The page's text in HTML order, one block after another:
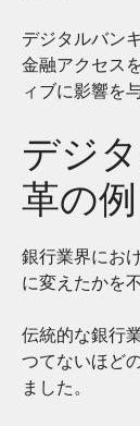
デジタルバン
金融アクセス
ィブに影響を
デジ
革の例
銀行業界にお
に変えたかを
伝統的な銀行
つてないほど
ました。